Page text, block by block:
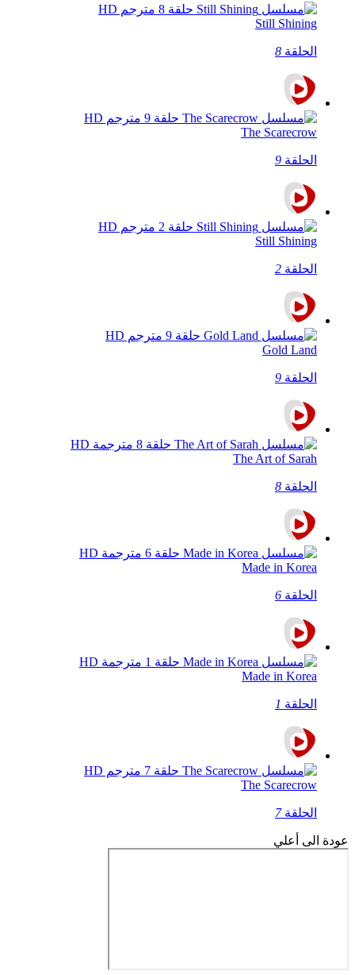
Still Shining
الحلقة 8
The Scarecrow
الحلقة 9
Still Shining
الحلقة 2
Gold Land
الحلقة 9
The Art of Sarah
الحلقة 8
Made in Korea
الحلقة 6
Made in Korea
الحلقة 1
The Scarecrow
الحلقة7
عودة الى أعلي